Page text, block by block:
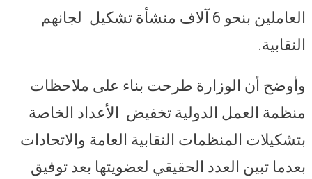
العاملين بنحو 6 آلاف منشأة تشكيل لجانهم
النقابية.
وأوضح أن الوزارة طرحت بناء على ملاحظات
منظمة العمل الدولية تخفيض الأعداد الخاصة
بتشكيلات المنظمات النقابية العامة والاتحادات
بعدما تبين العدد الحقيقي لعضويتها بعد توفيق